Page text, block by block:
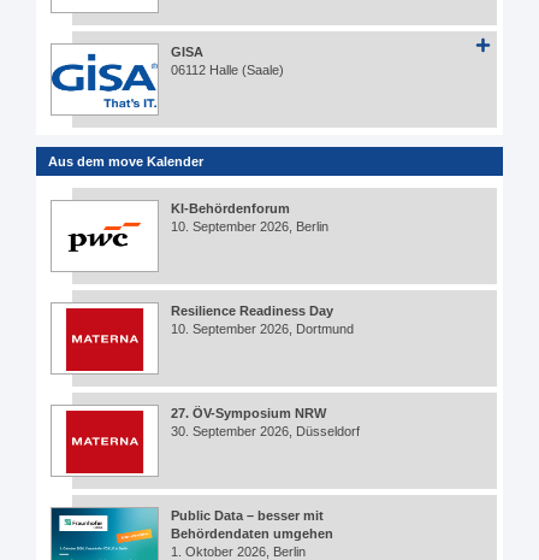
GISA
06112 Halle (Saale)
Aus dem move Kalender
KI-Behördenforum
10. September 2026, Berlin
Resilience Readiness Day
10. September 2026, Dortmund
27. ÖV-Symposium NRW
30. September 2026, Düsseldorf
Public Data – besser mit
Behördendaten umgehen
1. Oktober 2026, Berlin